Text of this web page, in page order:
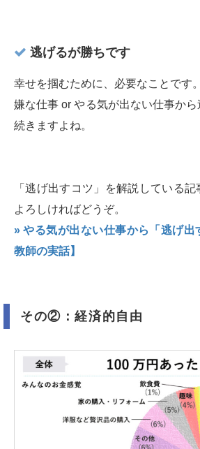
逃げるが勝ちです
幸せを掴むために、必要なことです。
嫌な仕事 or やる気が出ない仕事か
続きますよね。
「逃げ出すコツ」を解説している記
よろしければどうぞ。
» やる気が出ない仕事から「逃げ出
教師の実話】
その②：経済的自由